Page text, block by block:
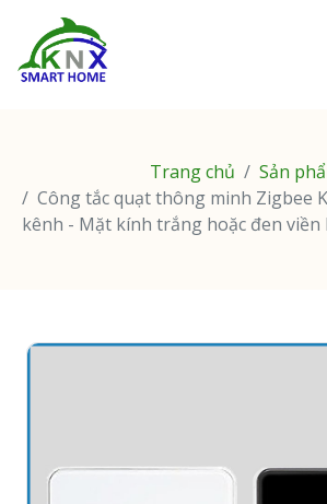
Trang chủ
Sản
Công tắc quạt thông minh Zigbee
kênh - Mặt kính trắng hoặc đen viền